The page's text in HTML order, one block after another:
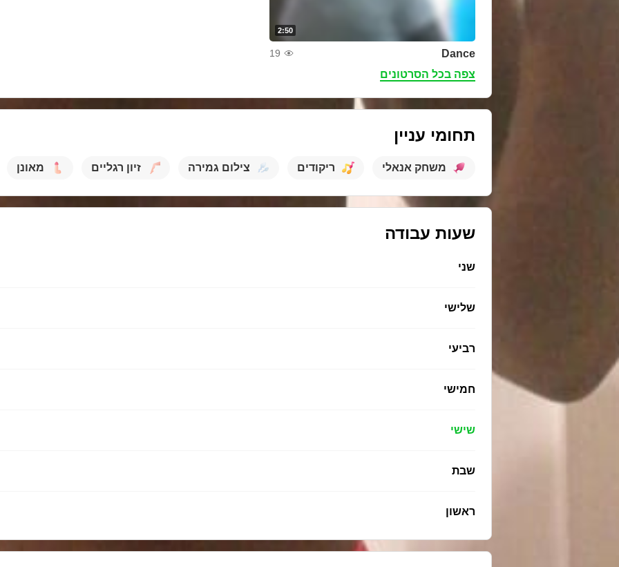
2:50
Dance
19
צפה בכל הסרטונים
תחומי עניין
משחק אנאלי ריקודים צילום גמירה זיון רגליים מאונן
שעות עבודה
שני
שלישי
רביעי
חמישי
שישי
שבת
ראשון